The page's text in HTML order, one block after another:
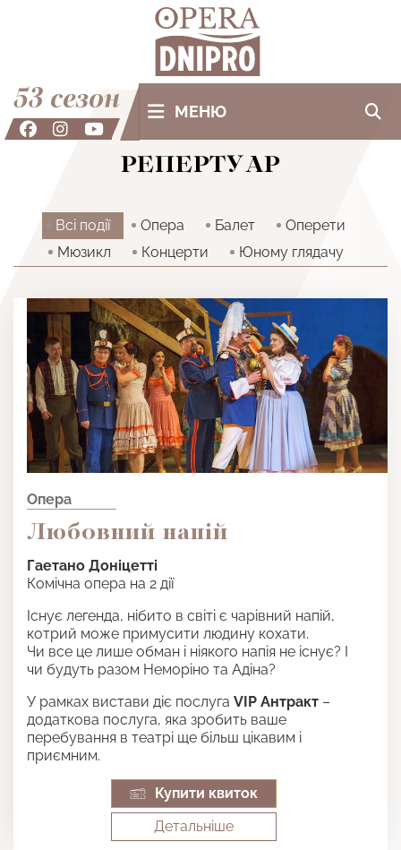
53 сезон МЕНЮ
РЕПЕРТУАР
Всi події Опера Балет
Оперети
Мюзикл
Концерти Юному глядачу
Опера
Любовний напій
Гаетано Доніцетті
Комічна опера на 2 дії
Існує легенда, нібито в світі є чарівний напій,
котрий може примусити людину кохати.
Чи все це лише обман і ніякого напія не існує? І
чи будуть разом Неморіно та Адіна?
У рамках вистави діє послуга VIP Антракт –
додаткова послуга, яка зробить ваше
перебування в театрі ще більш цікавим і
приємним.
Купити квиток
Детальнiше